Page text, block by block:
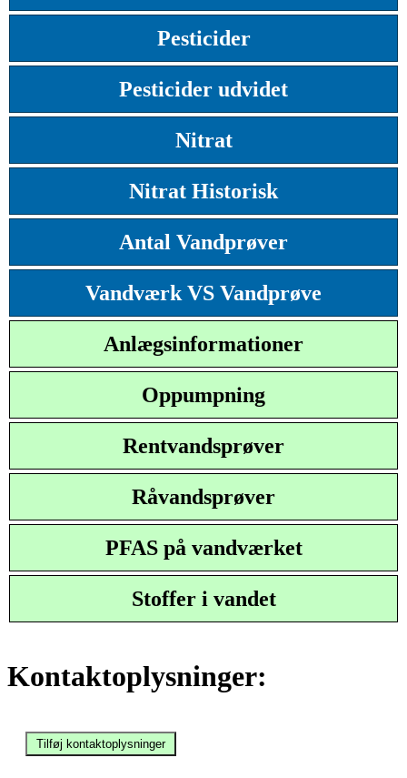
Pesticider
Pesticider udvidet
Nitrat
Nitrat Historisk
Antal Vandprøver
Vandværk VS Vandprøve
Anlægsinformationer
Oppumpning
Rentvandsprøver
Råvandsprøver
PFAS på vandværket
Stoffer i vandet
Kontaktoplysninger: